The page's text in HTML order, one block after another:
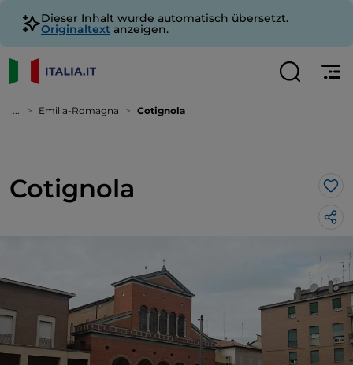
Dieser Inhalt wurde automatisch übersetzt.
Originaltext anzeigen.
... Emilia-Romagna Cotignola
Cotignola